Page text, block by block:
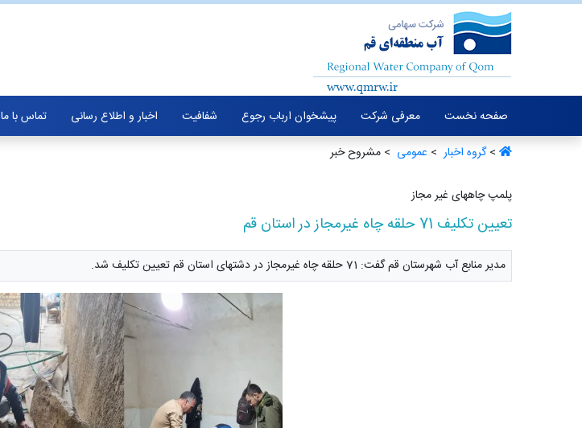
صفحه نخست معرفی شرکت پیشخوان ارباب رجوع شفافیت اخبار و اطلاع رسانی
تماس با ما
>گروه اخبار ‏ > عمومی ‏ > مشروح خبر
پلمپ چاههای غیر مجاز
تعیین تکلیف 71 حلقه چاه غیرمجاز در استان قم
مدیر منابع آب شهرستان قم گفت: 71 حلقه چاه غیرمجاز در دشتهای استان قم تعیین تکلیف شد.